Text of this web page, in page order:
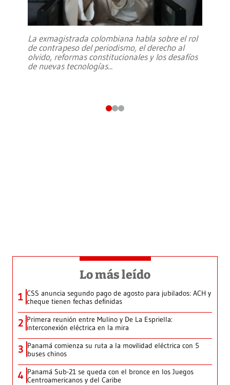
La exmagistrada colombiana habla sobre el rol
de contrapeso del periodismo, el derecho al
olvido, reformas constitucionales y los desafíos
de nuevas tecnologías...
Lo más leído
1 CSS anuncia segundo pago de agosto para jubilados: ACH y
cheque tienen fechas definidas
2 Primera reunión entre Mulino y De La Espriella:
interconexión eléctrica en la mira
3 Panamá comienza su ruta a la movilidad eléctrica con 5
buses chinos
4 Panamá Sub-21 se queda con el bronce en los Juegos
Centroamericanos y del Caribe